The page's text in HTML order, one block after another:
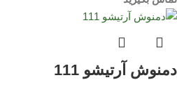
دمنوش آرتیشو 111